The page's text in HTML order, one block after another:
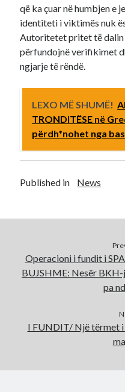
që ka çuar në humbjen e
identiteti i viktimës nuk
Autoritetet pritet të dalin
përfundojnë verifikimet
ngjarje të rëndë.
LEXO MË SHUMË!
TRONDITËSE në
përdh*nohet nga
Published in News
Operacioni i fundit i
BUJSHME: Nesër
pa
I FUNDIT/ Një tërmet i